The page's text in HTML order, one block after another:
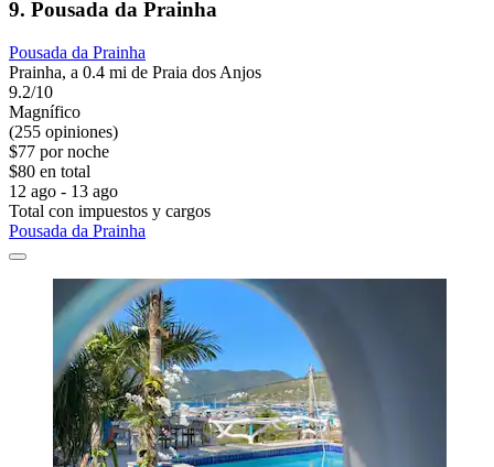
9. Pousada da Prainha
Pousada da Prainha
Prainha, a 0.4 mi de Praia dos Anjos
9.2/10
Magnífico
(255 opiniones)
$77 por noche
$80 en total
12 ago - 13 ago
Total con impuestos y cargos
Pousada da Prainha